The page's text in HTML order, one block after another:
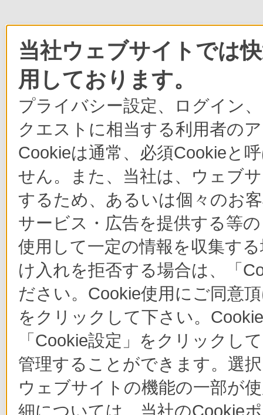
当社ウェブサイトでは
用しております。
プライバシー設定、ログイン
クエストに相当する利用者の
Cookieは通常、必須Cookieと
せん。また、当社は、ウェブ
するため、あるいは個々のお
サービス・広告を提供する等
使用して一定の情報を収集す
け入れを拒否する場合は、「
ださい。Cookie使用にご同意
をクリックして下さい。
「Cookie設定」をクリックし
管理することができます。選
ウェブサイトの機能の一部が
細については、当社のCookie